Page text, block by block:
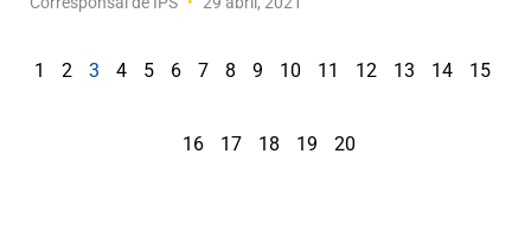
1 2 3 4 5 6 7 8 9 10 11 12 13 14 15
16 17 18 19 20